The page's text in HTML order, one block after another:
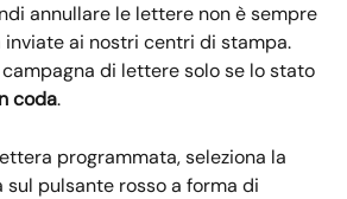
annullare le lettere non è sempre
inviate ai nostri centri di stampa.
di lettere solo se lo stato
coda. ​
programmata, seleziona la
pulsante rosso a forma di